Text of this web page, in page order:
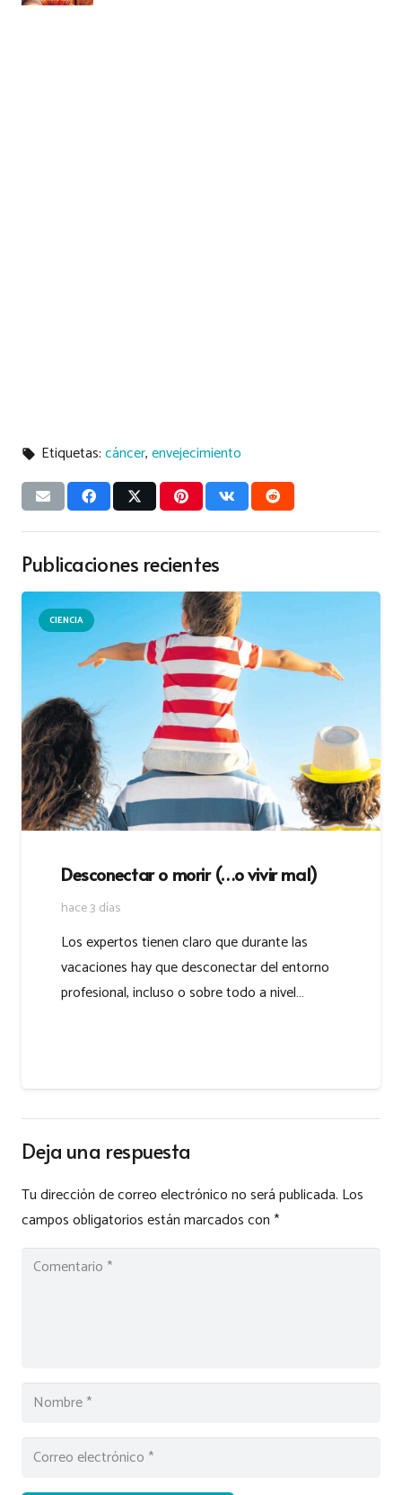
local_offer Etiquetas:cáncer,envejecimiento
Publicaciones recientes
CIENCIA
Desconectar o morir (…o vivir mal)
hace 3 días
Los expertos tienen claro que durante las
vacaciones hay que desconectar del entorno
profesional, incluso o sobre todo a nivel…
Deja una respuesta
Tu dirección de correo electrónico no será publicada. Los
campos obligatorios están marcados con*